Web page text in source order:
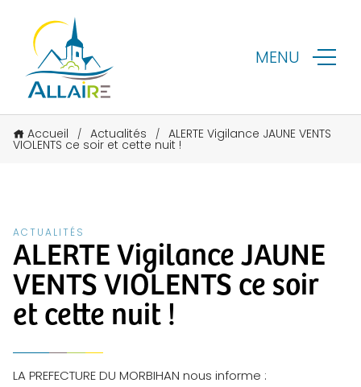
MENU
Accueil / Actualités / ALERTE Vigilance JAUNE VENTS
VIOLENTS ce soir et cette nuit !
ACTUALITÉS
ALERTE Vigilance JAUNE
VENTS VIOLENTS ce soir
et cette nuit !
LA PREFECTURE DU MORBIHAN nous informe :